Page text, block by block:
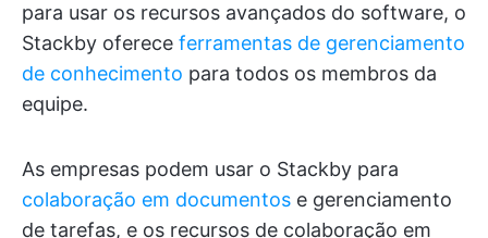
para usar os recursos avançados do software, o
Stackby oferece ferramentas de gerenciamento
de conhecimento para todos os membros da
equipe.
As empresas podem usar o Stackby para
colaboração em documentos e gerenciamento
de tarefas, e os recursos de colaboração em